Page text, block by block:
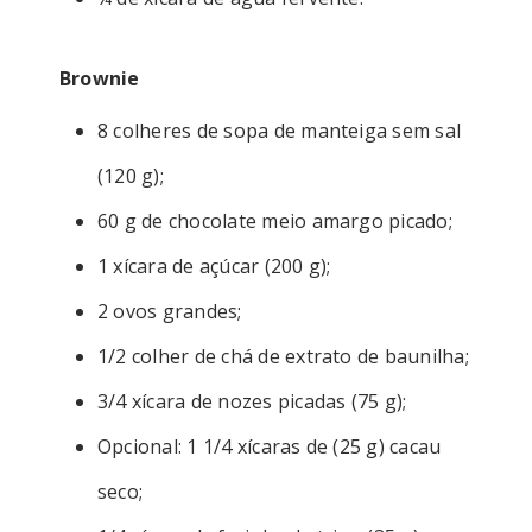
Brownie
8 colheres de sopa de manteiga sem sal
(120 g);
60 g de chocolate meio amargo picado;
1 xícara de açúcar (200 g);
2 ovos grandes;
1/2 colher de chá de extrato de baunilha;
3/4 xícara de nozes picadas (75 g);
Opcional: 1 1/4 xícaras de (25 g) cacau
seco;